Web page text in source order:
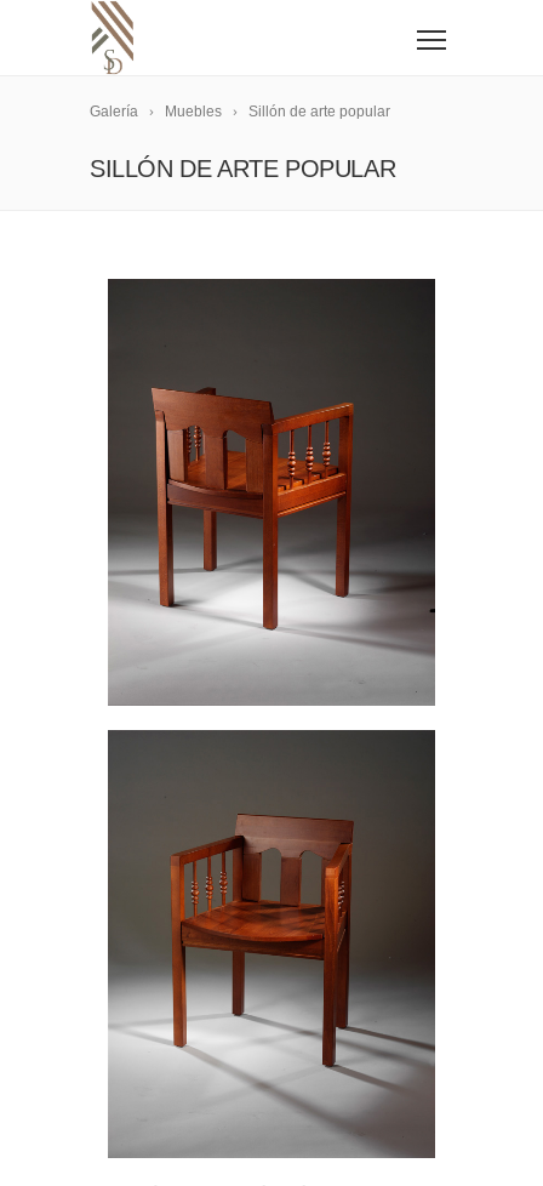
Galería Muebles Sillón de arte popular
SILLÓN DE ARTE POPULAR